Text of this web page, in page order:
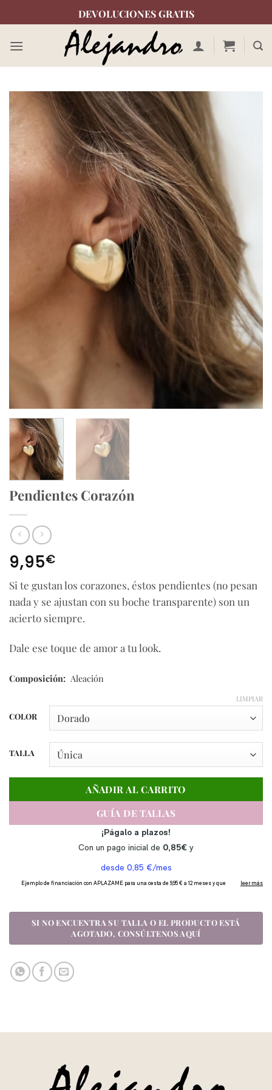
al
DEVOLUCIONES GRATIS
Pendientes Corazón
9,95€
Si te gustan los corazones, éstos pendientes (no pesan
nada y se ajustan con su boche transparente) son un
acierto siempre.
Dale ese toque de amor a tu look.
Composición: Aleación
COLOR
TALLA
LIMPIAR
AÑADIR AL CARRITO
GUÍA DE TALLAS